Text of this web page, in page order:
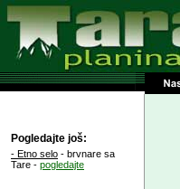
Pogledajte još:
- Etno selo - brvnare sa
Tare - pogledajte